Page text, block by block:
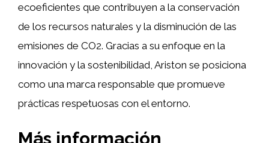
ecoeficientes que contribuyen a la conservación
de los recursos naturales y la disminución de las
emisiones de CO2. Gracias a su enfoque en la
innovación y la sostenibilidad, Ariston se posiciona
como una marca responsable que promueve
prácticas respetuosas con el entorno.
Más información